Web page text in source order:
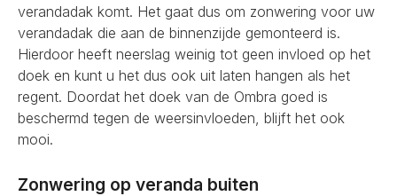
verandadak komt. Het gaat dus om zonwering voor uw
verandadak die aan de binnenzijde gemonteerd is.
Hierdoor heeft neerslag weinig tot geen invloed op het
doek en kunt u het dus ook uit laten hangen als het
regent. Doordat het doek van de Ombra goed is
beschermd tegen de weersinvloeden, blijft het ook
mooi.
Zonwering op veranda buiten